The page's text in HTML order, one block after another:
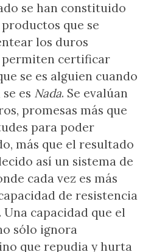
se han constituido
que se
los duros
permiten certificar
se es alguien cuando
es Nada. Se evalúan
promesas más que
para poder
más que el resultado
así un sistema de
cada vez es más
de resistencia
capacidad que el
sólo ignora
que repudia y hurta